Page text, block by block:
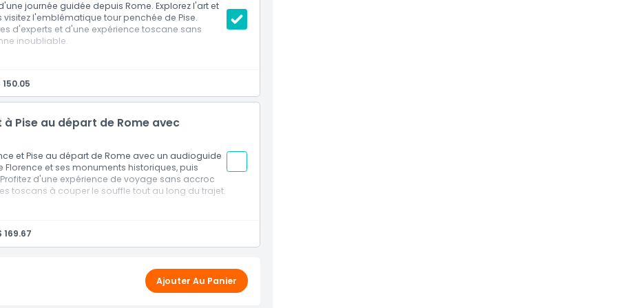
journée guidée depuis Rome. Explorez l'art et
l'emblématique tour penchée de Pise.
d'experts et d'une expérience toscane sans
inoubliable.
de la République et le Palais Strozzi
des Miracles
150.05
Pise au départ de Rome avec
et Pise au départ de Rome avec un audioguide
et ses monuments historiques, puis
d'une expérience de voyage sans accroc
toscans à couper le souffle tout au long du trajet.
langues
et Pise
ou fourni
169.67
Ajouter Au Panier